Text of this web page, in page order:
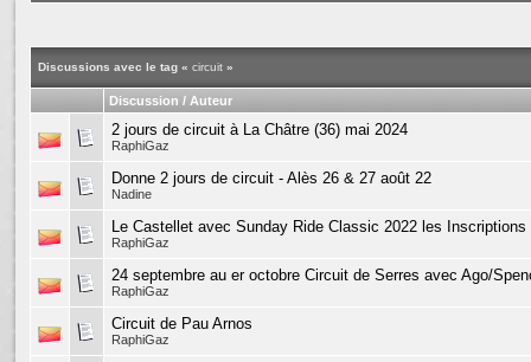
Discussions avec le tag « circuit »
Discussion / Auteur
2 jours de circuit à La Châtre (36) mai 2024
RaphiGaz
Donne 2 jours de circuit - Alès 26 & 27 août 22
Nadine
Le Castellet avec Sunday Ride Classic 2022 les Inscriptions
RaphiGaz
24 septembre au er octobre Circuit de Serres avec Ago/
RaphiGaz
Circuit de Pau Arnos
RaphiGaz